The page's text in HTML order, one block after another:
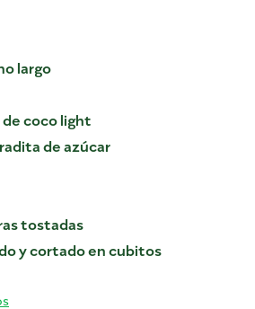
largo
de coco light
de azúcar
tostadas
y cortado en cubitos